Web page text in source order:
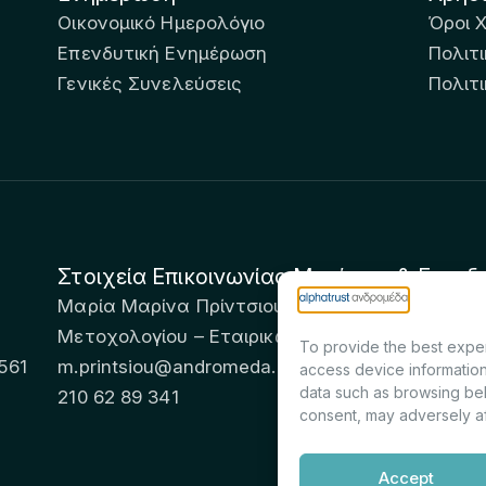
To provide the best
access device
data such as browsing
consent, may adversely
Accept
Οικονομικό Ημερολόγιο
Επενδυτική Ενημέρωση
Γενικές Συνελεύσεις
Όροι
Στοιχεία Επικοινωνίας Μετόχων &
Μαρία Μαρίνα Πρίντσιου – Corporate
Μετοχολογίου – Εταιρικών Ανακοινώσεων
m.printsiou@andromeda.eu
210 62 89 341